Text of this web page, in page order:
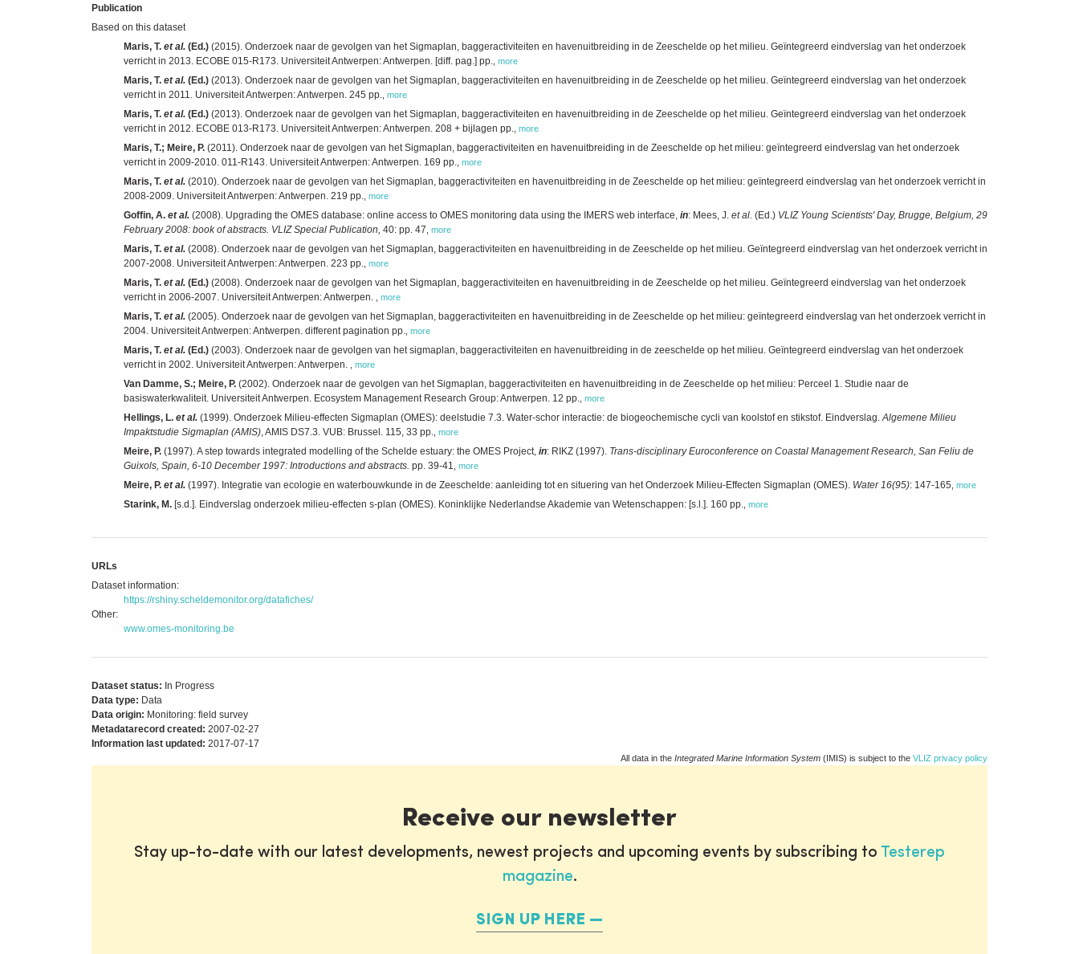
Publication
Based on this dataset
Maris, T. et al. (Ed.) (2015). Onderzoek naar de gevolgen van het Sigmaplan, baggeractiviteiten en havenuitbreiding in de Zeeschelde op het milieu. Geïntegreerd eindverslag van het onderzoek
verricht in 2013. ECOBE 015-R173. Universiteit Antwerpen: Antwerpen. [diff. pag.] pp. more
Maris, T. et al. (Ed.) (2013). Onderzoek naar de gevolgen van het Sigmaplan, baggeractiviteiten en havenuitbreiding in de Zeeschelde op het milieu. Geïntegreerd eindverslag van het onderzoek
verricht in 2011. Universiteit Antwerpen: Antwerpen. 245 pp. more
Maris, T. et al. (Ed.) (2013). Onderzoek naar de gevolgen van het Sigmaplan, baggeractiviteiten en havenuitbreiding in de Zeeschelde op het milieu. Geïntegreerd eindverslag van het onderzoek
verricht in 2012. ECOBE 013-R173. Universiteit Antwerpen: Antwerpen. 208 + bijlagen pp. more
Maris, T.; Meire, P. (2011). Onderzoek naar de gevolgen van het Sigmaplan, baggeractiviteiten en havenuitbreiding in de Zeeschelde op het milieu: geïntegreerd eindverslag van het onderzoek
verricht in 2009-2010. 011-R143. Universiteit Antwerpen: Antwerpen. 169 pp. more
Maris, T. et al. (2010). Onderzoek naar de gevolgen van het Sigmaplan, baggeractiviteiten en havenuitbreiding in de Zeeschelde op het milieu: geïntegreerd eindverslag van het onderzoek verricht in
2008-2009. Universiteit Antwerpen: Antwerpen. 219 pp. more
Goffin, A. et al. (2008). Upgrading the OMES database: online access to OMES monitoring data using the IMERS web interface, in: Mees, J. et al. (Ed.) VLIZ Young Scientists' Day, Brugge, Belgium, 29
February 2008: book of abstracts. VLIZ Special Publication, 40: pp. 47 more
Maris, T. et al. (2008). Onderzoek naar de gevolgen van het Sigmaplan, baggeractiviteiten en havenuitbreiding in de Zeeschelde op het milieu. Geïntegreerd eindverslag van het onderzoek verricht in
2007-2008. Universiteit Antwerpen: Antwerpen. 223 pp. more
Maris, T. et al. (Ed.) (2008). Onderzoek naar de gevolgen van het Sigmaplan, baggeractiviteiten en havenuitbreiding in de Zeeschelde op het milieu. Geïntegreerd eindverslag van het onderzoek
verricht in 2006-2007. Universiteit Antwerpen: Antwerpen.
more
Maris, T. et al. (2005). Onderzoek naar de gevolgen van het Sigmaplan, baggeractiviteiten en havenuitbreiding in de Zeeschelde op het milieu: geïntegreerd eindverslag van het onderzoek verricht in
2004. Universiteit Antwerpen: Antwerpen. different pagination pp. more
Maris, T. et al. (Ed.) (2003). Onderzoek naar de gevolgen van het sigmaplan, baggeractiviteiten en havenuitbreiding in de zeeschelde op het milieu. Geïntegreerd eindverslag van het onderzoek
verricht in 2002. Universiteit Antwerpen: Antwerpen.
more
Van Damme, S.; Meire, P. (2002). Onderzoek naar de gevolgen van het Sigmaplan, baggeractiviteiten en havenuitbreiding in de Zeeschelde op het milieu: Perceel 1. Studie naar de
basiswaterkwaliteit. Universiteit Antwerpen. Ecosystem Management Research Group: Antwerpen. 12 pp. more
Hellings, L. et al. (1999). Onderzoek Milieu-effecten Sigmaplan (OMES): deelstudie 7.3. Water-schor interactie: de biogeochemische cycli van koolstof en stikstof. Eindverslag.Algemene Milieu
Impaktstudie Sigmaplan (AMIS), AMIS DS7.3. VUB: Brussel. 115, 33 pp. more
Meire, P. (1997). A step towards integrated modelling of the Schelde estuary: the OMES Project, in: RIKZ (1997). Trans-disciplinary Euroconference on Coastal Management Research, San Feliu de
Guixols, Spain, 6-10 December 1997: Introductions and abstracts. pp. 39-41 more
Meire, P. et al. (1997). Integratie van ecologie en waterbouwkunde in de Zeeschelde: aanleiding tot en situering van het Onderzoek Milieu-Effecten Sigmaplan (OMES). Water 16(95): 147-165 more
Starink, M. [s.d.]. Eindverslag onderzoek milieu-effecten s-plan (OMES). Koninklijke Nederlandse Akademie van Wetenschappen: [s.l.]. 160 pp. more
URLs
Dataset information:
https://rshiny.scheldemonitor.org/datafiches/
Other:
www.omes-monitoring.be
Dataset status: In Progress
Data type: Data
Data origin: Monitoring: field survey
Metadatarecord created: 2007-02-27
Information last updated: 2017-07-17
All data in the Integrated Marine Information System (IMIS) is subject to the VLIZ privacy policy
Receive our newsletter
Stay up-to-date with our latest developments, newest projects and upcoming events by subscribing to Testerep
magazine.
SIGN UP HERE